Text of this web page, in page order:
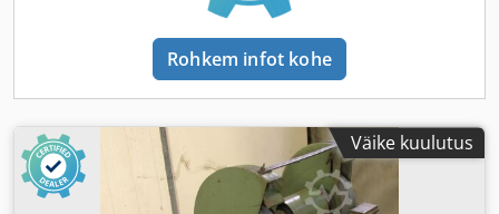
Rohkem infot kohe
Väike kuulutus